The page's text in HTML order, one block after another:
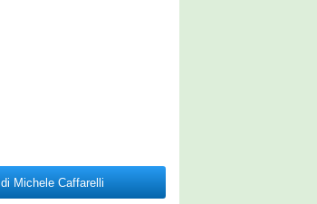
di Michele Caffarelli